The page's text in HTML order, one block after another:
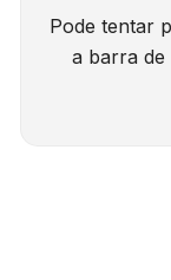
Pode tentar
a barra